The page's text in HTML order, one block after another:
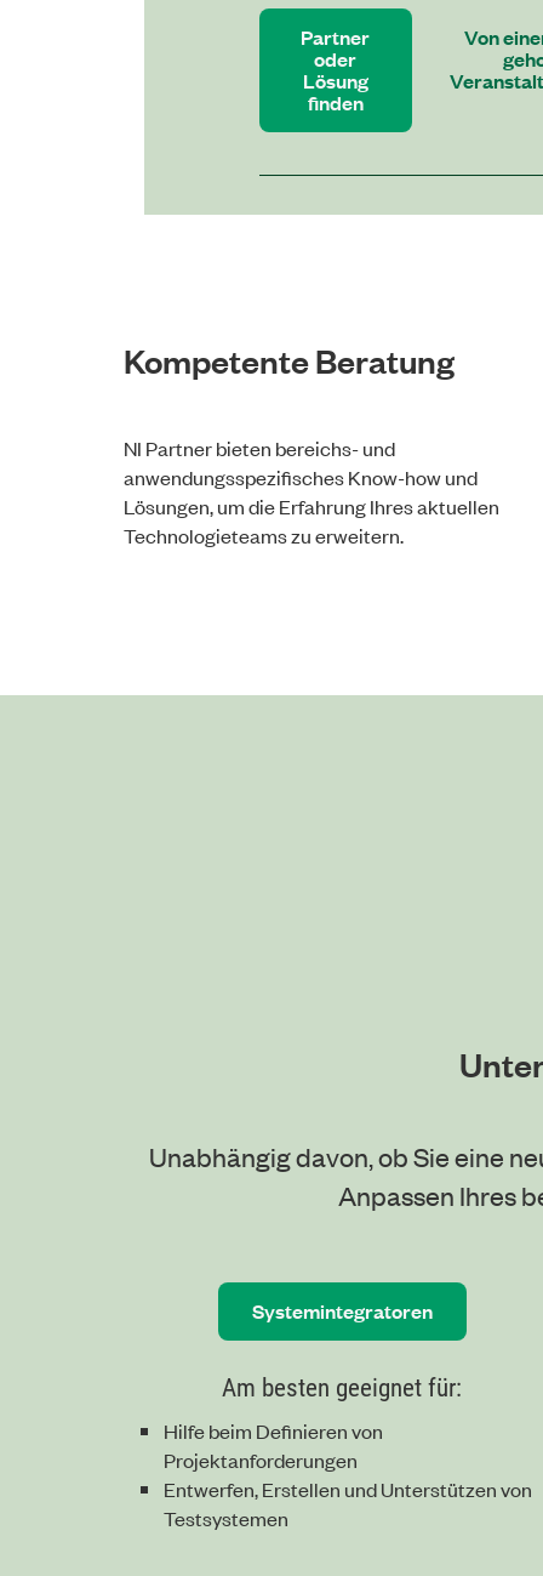
Partner
oder
Lösung
finden
Von
Kompetente Beratung
NI Partner bieten bereichs- und
anwendungsspezifisches Know-how und
Lösungen, um die Erfahrung Ihres aktuellen
Technologieteams zu erweitern.
Unabhängig davon, ob Sie eine
Anpassen Ihres
Systemintegratoren
Am besten geeignet für:
Hilfe beim Definieren von
Projektanforderungen
Entwerfen, Erstellen und Unterstützen von
Testsystemen